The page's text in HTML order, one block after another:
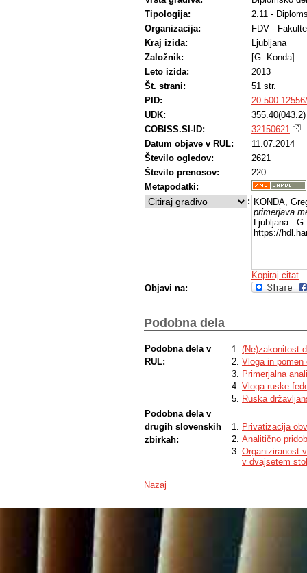
Tipologija:
2.11 -
Organizacija:
FDV -
Kraj izida:
Ljubljana
Založnik:
[G. Konda]
Leto izida:
2013
Št. strani:
51 str.
PID:
UDK:
355.40(043.2)
COBISS.SI-ID:
32150621
Datum objave v RUL:
11.07.2014
Število ogledov:
2621
Število prenosov:
220
Metapodatki:
: KONDA,
primerjava
Ljubljana :
https://
Kopiraj citat
Objavi na:
Podobna dela
Podobna dela v
RUL:
(Ne)zakonitost
Vloga in pomen
Primerjalna
Vloga ruske
Ruska
Podobna dela v
drugih slovenskih
zbirkah:
Privatizacija
Analitično
Organiziranost
v dvajsetem
Nazaj